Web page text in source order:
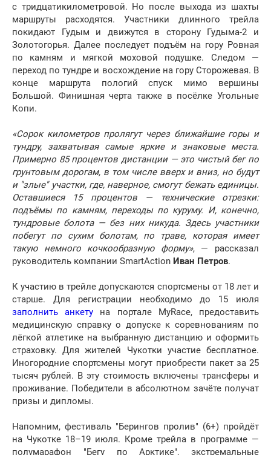
с тридцатикилометровой. Но после выхода из шахты
маршруты расходятся. Участники длинного трейла
покидают Гудым и движутся в сторону Гудыма-2 и
Золотогорья. Далее последует подъём на гору Ровная
по камням и мягкой моховой подушке. Следом —
переход по тундре и восхождение на гору Сторожевая. В
конце маршрута пологий спуск мимо вершины
Большой. Финишная черта также в посёлке Угольные
Копи.
«Сорок километров пролягут через ближайшие горы и
тундру, захватывая самые яркие и знаковые места.
Примерно 85 процентов дистанции — это чистый бег по
грунтовым дорогам, в том числе вверх и вниз, но будут
и "злые" участки, где, наверное, смогут бежать единицы.
Оставшиеся 15 процентов — технические отрезки:
подъёмы по камням, переходы по куруму. И, конечно,
тундровые болота — без них никуда. Здесь участники
побегут по сухим болотам, по траве, которая имеет
такую немного кочкообразную форму», — рассказал
руководитель компании SmartAction Иван Петров.
К участию в трейле допускаются спортсмены от 18 лет и
старше. Для регистрации необходимо до 15 июля
заполнить анкету на портале MyRace, предоставить
медицинскую справку о допуске к соревнованиям по
лёгкой атлетике на выбранную дистанцию и оформить
страховку. Для жителей Чукотки участие бесплатное.
Иногородние спортсмены могут приобрести пакет за 25
тысяч рублей. В эту стоимость включены трансферы и
проживание. Победители в абсолютном зачёте получат
призы и дипломы.
Напомним, фестиваль "Берингов пролив" (6+) пройдёт
на Чукотке 18–19 июля. Кроме трейла в программе —
полумарафон "Бегу по Арктике", экстремальные